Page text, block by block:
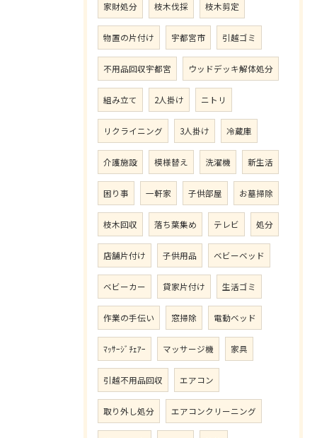
家財処分 枝木伐採 枝木剪定
物置の片付け 宇都宮市 引越ゴミ
不用品回収宇都宮 ウッドデッキ解体処分
組み立て 2人掛け ニトリ
リクライニング 3人掛け 冷蔵庫
介護施設 模様替え 洗濯機 新生活
困り事 一軒家 子供部屋 お墓掃除
枝木回収 落ち葉集め テレビ 処分
店舗片付け 子供用品 ベビーベッド
ベビーカー 貸家片付け 生活ゴミ
作業の手伝い 窓掃除 電動ベッド
ﾏｯｻｰｼﾞﾁｪｱｰ マッサージ機 家具
引越不用品回収 エアコン
取り外し処分 エアコンクリーニング